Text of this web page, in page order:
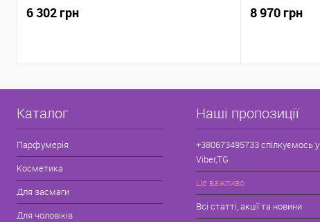
6 302 грн 8 970 грн
Каталог
Парфумерія
Косметика
Для засмаги
Для чоловіків
Наші пропозиції
+380673495733 спілкуємось у
Viber,TG
Це важливо
Всі статті, акції та новини